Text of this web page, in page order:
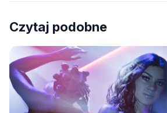
Czytaj podobne